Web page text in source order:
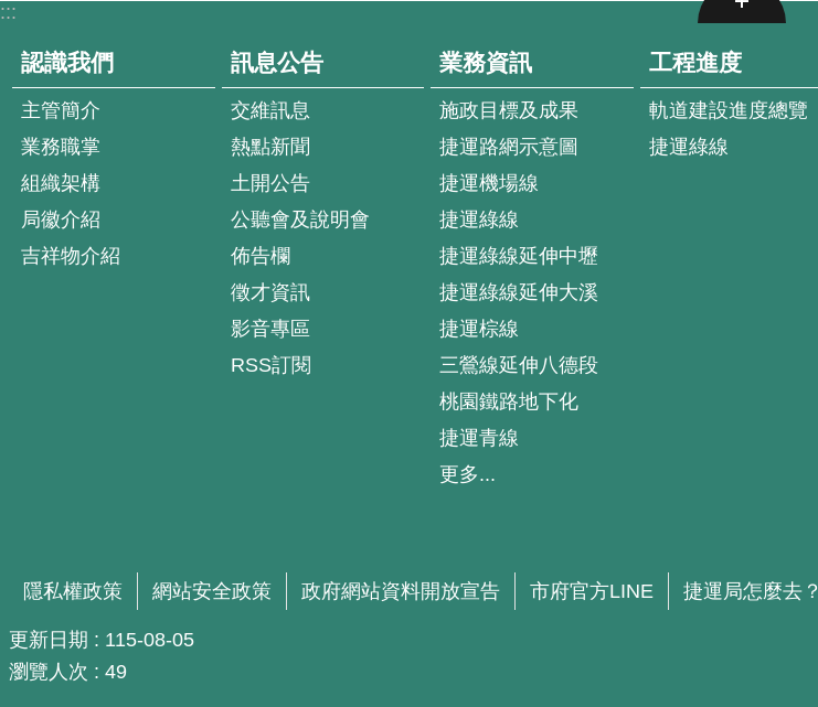
:::
認識我們
主管簡介
業務職掌
組織架構
局徽介紹
吉祥物介紹
訊息公告
交維訊息
熱點新聞
土開公告
公聽會及說明會
佈告欄
徵才資訊
影音專區
RSS訂閱
業務資訊
施政目標及成果
捷運路網示意圖
捷運機場線
捷運綠線
捷運綠線延伸中壢
捷運綠線延伸大溪
捷運棕線
三鶯線延伸八德段
桃園鐵路地下化
捷運青線
更多...
工程進度
軌道建設進度總覽
捷運綠線
隱私權政策 網站安全政策 政府網站資料開放宣告 市府官方LINE 捷運局怎麼去？
更新日期
115-08-05
瀏覽人次
49